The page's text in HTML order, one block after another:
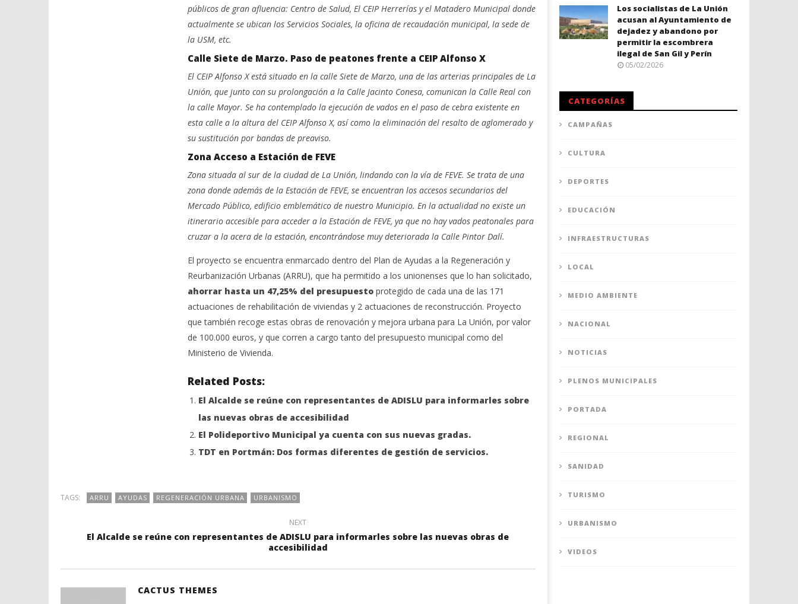
públicos de gran afluencia: Centro de Salud, El CEIP Herrerías y el Matadero Municipal donde
actualmente se ubican los Servicios Sociales, la oficina de recaudación municipal, la sede de
la USM, etc.
Calle Siete de Marzo. Paso de peatones frente a CEIP Alfonso X
El CEIP Alfonso X está situado en la calle Siete de Marzo, una de las arterias principales de La
Unión, que junto con su prolongación a la Calle Jacinto Conesa, comunican la Calle Real con
la calle Mayor. Se ha contemplado la ejecución de vados en el paso de cebra existente en
esta calle a la altura del CEIP Alfonso X, así como la eliminación del resalto de aglomerado y
su sustitución por bandas de preaviso.
Zona Acceso a Estación de FEVE
Zona situada al sur de la ciudad de La Unión, lindando con la vía de FEVE. Se trata de una
zona donde además de la Estación de FEVE, se encuentran los accesos secundarios del
Mercado Público, edificio emblemático de nuestro Municipio. En la actualidad no existe un
itinerario accesible para acceder a la Estación de FEVE, ya que no hay vados peatonales para
cruzar a la acera de la estación, encontrándose muy deteriorada la Calle Pintor Dalí.
El proyecto se encuentra enmarcado dentro del Plan de Ayudas a la Regeneración y
Reurbanización Urbanas (ARRU), que ha permitido a los unionenses que lo han solicitado,
ahorrar hasta un 47,25% del presupuestoprotegido de cada una de las 171
actuaciones de rehabilitación de viviendas y 2 actuaciones de reconstrucción. Proyecto
que también recoge estas obras de renovación y mejora urbana para La Unión, por valor
de 100.000 euros, y que corren a cargo tanto del presupuesto municipal como del
Ministerio de Vivienda.
Related Posts:
El Alcalde se reúne con representantes de ADISLU para informarles sobre
las nuevas obras de accesibilidad
El Polideportivo Municipal ya cuenta con sus nuevas gradas.
TDT en Portmán: Dos formas diferentes de gestión de servicios.
TAGS: ARRU AYUDAS REGENERACIÓN URBANA URBANISMO
NEXT
El Alcalde se reúne con representantes de ADISLU para informarles sobre las nuevas obras de
accesibilidad
CACTUS THEMES
Los socialistas de La Unión
acusan al Ayuntamiento de
dejadez y abandono por
permitir la escombrera
ilegal de San Gil y Perín
05/02/2026
CATEGORÍAS
CAMPAÑAS
CULTURA
DEPORTES
EDUCACIÓN
INFRAESTRUCTURAS
LOCAL
MEDIO AMBIENTE
NACIONAL
NOTICIAS
PLENOS MUNICIPALES
PORTADA
REGIONAL
SANIDAD
TURISMO
URBANISMO
VIDEOS